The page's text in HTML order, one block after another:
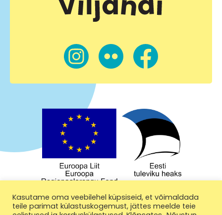
Kasutame oma veebilehel küpsiseid, et võimaldada
teile parimat külastuskogemust, jättes meelde teie